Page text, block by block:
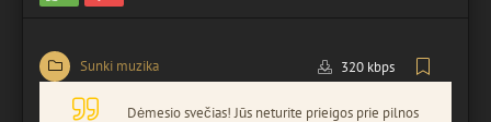
Sunki muzika 320 kbps
Dėmesio svečias! Jūs neturite prieigos prie pilnos